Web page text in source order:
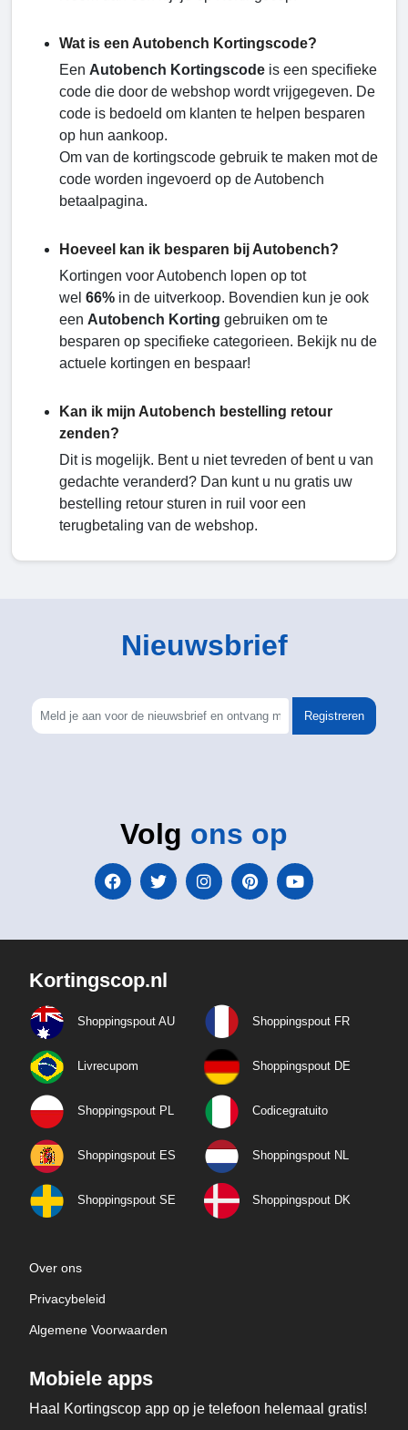
Wat is een Autobench Kortingscode?
Een Autobench Kortingscode is een specifieke
code die door de webshop wordt vrijgegeven. De
code is bedoeld om klanten te helpen besparen
op hun aankoop.
Om van de kortingscode gebruik te maken mot de
code worden ingevoerd op de Autobench
betaalpagina.
Hoeveel kan ik besparen bij Autobench?
Kortingen voor Autobench lopen op tot
wel 66% in de uitverkoop. Bovendien kun je ook
een Autobench Korting gebruiken om te
besparen op specifieke categorieen. Bekijk nu de
actuele kortingen en bespaar!
Kan ik mijn Autobench bestelling retour
zenden?
Dit is mogelijk. Bent u niet tevreden of bent u van
gedachte veranderd? Dan kunt u nu gratis uw
bestelling retour sturen in ruil voor een
terugbetaling van de webshop.
Nieuwsbrief
Registreren
Volg ons op
Kortingscop.nl
Shoppingspout AU Shoppingspout FR
Livrecupom Shoppingspout DE
Shoppingspout PL Codicegratuito
Shoppingspout ES Shoppingspout NL
Shoppingspout SE Shoppingspout DK
Over ons
Privacybeleid
Algemene Voorwaarden
Mobiele apps
Haal Kortingscop app op je telefoon helemaal gratis!